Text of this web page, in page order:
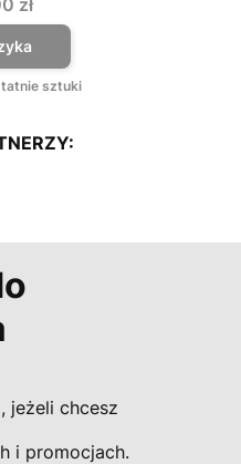
zł
sztuki
jeżeli chcesz
i promocjach.